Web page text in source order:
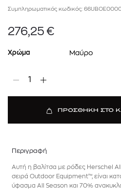
Συμπληρωματικός κωδικός:
276,25 €
Χρώμα Μαύρο
1
ΠΡΟΣΘΗΚΗ ΣΤΟ
Περιγραφή
Αυτή η βαλίτσα με ρόδες Herschel
σειρά Outdoor Equipment™, είναι
ύφασμα All Season και 70%